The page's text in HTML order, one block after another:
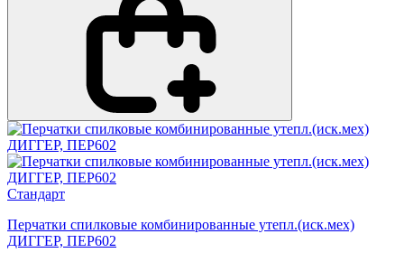
Стандарт
Перчатки спилковые комбинированные утепл.(иск.мех)
ДИГГЕР, ПЕР602